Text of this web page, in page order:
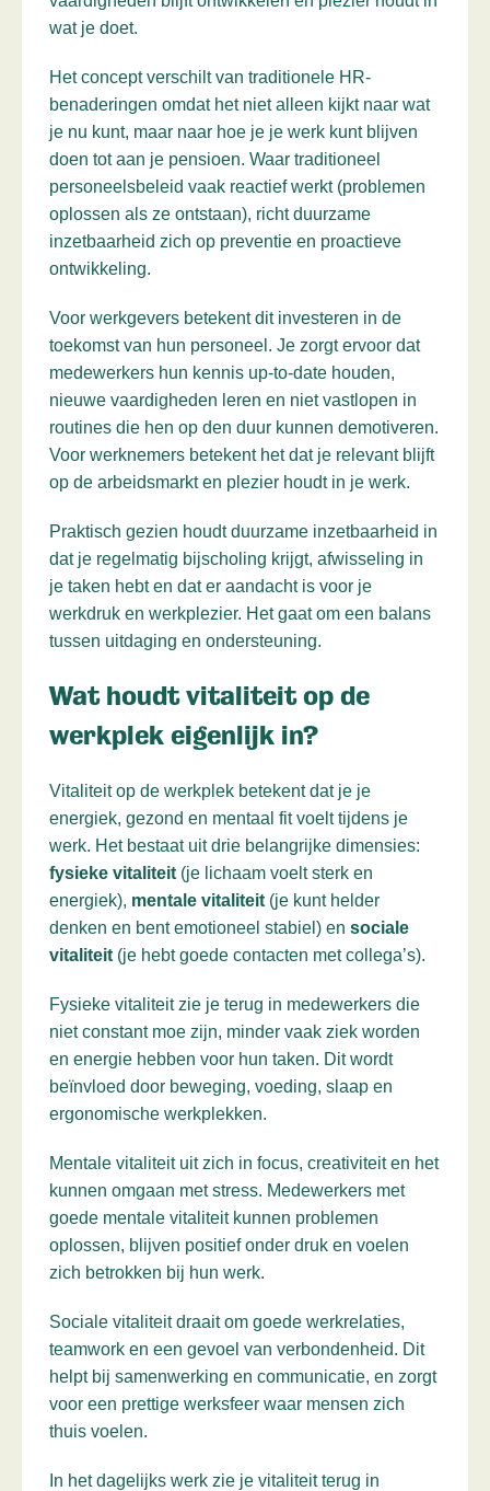
wat je doet.
Het concept verschilt van traditionele HR-
benaderingen omdat het niet alleen kijkt naar wat
je nu kunt, maar naar hoe je je werk kunt blijven
doen tot aan je pensioen. Waar traditioneel
personeelsbeleid vaak reactief werkt (problemen
oplossen als ze ontstaan), richt duurzame
inzetbaarheid zich op preventie en proactieve
ontwikkeling.
Voor werkgevers betekent dit investeren in de
toekomst van hun personeel. Je zorgt ervoor dat
medewerkers hun kennis up-to-date houden,
nieuwe vaardigheden leren en niet vastlopen in
routines die hen op den duur kunnen demotiveren.
Voor werknemers betekent het dat je relevant blijft
op de arbeidsmarkt en plezier houdt in je werk.
Praktisch gezien houdt duurzame inzetbaarheid in
dat je regelmatig bijscholing krijgt, afwisseling in
je taken hebt en dat er aandacht is voor je
werkdruk en werkplezier. Het gaat om een balans
tussen uitdaging en ondersteuning.
Wat houdt vitaliteit op de
werkplek eigenlijk in?
Vitaliteit op de werkplek betekent dat je je
energiek, gezond en mentaal fit voelt tijdens je
werk. Het bestaat uit drie belangrijke dimensies:
fysieke vitaliteit (je lichaam voelt sterk en
energiek), mentale vitaliteit (je kunt helder
denken en bent emotioneel stabiel) en sociale
vitaliteit (je hebt goede contacten met collega’s).
Fysieke vitaliteit zie je terug in medewerkers die
niet constant moe zijn, minder vaak ziek worden
en energie hebben voor hun taken. Dit wordt
beïnvloed door beweging, voeding, slaap en
ergonomische werkplekken.
Mentale vitaliteit uit zich in focus, creativiteit en het
kunnen omgaan met stress. Medewerkers met
goede mentale vitaliteit kunnen problemen
oplossen, blijven positief onder druk en voelen
zich betrokken bij hun werk.
Sociale vitaliteit draait om goede werkrelaties,
teamwork en een gevoel van verbondenheid. Dit
helpt bij samenwerking en communicatie, en zorgt
voor een prettige werksfeer waar mensen zich
thuis voelen.
In het dagelijks werk zie je vitaliteit terug in